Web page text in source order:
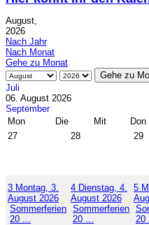
August,
2026
Nach Jahr
Nach Monat
Gehe zu Monat
Gehe zu
Juli
06. August 2026
September
Mon
Die Mit Don
27
28 29
3 Montag, 3.
August 2026
Sommerferien
20 ...
4 Dienstag, 4.
August 2026
Sommerferien
20 ...
5
20